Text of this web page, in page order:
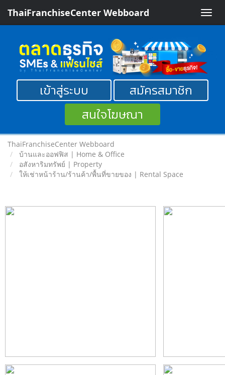
Toggle
ThaiFranchiseCenter Webboard
เข้าสู่ระบบ
สมัครสมาชิก
สนใจโฆษณา
ThaiFranchiseCenter Webboard
บ้านและออฟฟิส | Home & Office
อสังหาริมทรัพย์ | Property
ให้เช่าหน้าร้าน/ร้านค้า/พื้นที่ขายของ | Rental Space